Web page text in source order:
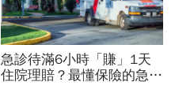
急診待滿6小時「賺」1天
住院理賠？最懂保險的急診